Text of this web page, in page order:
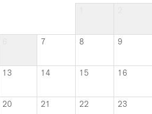
7 8 9
13 14 15 16
20 21 22 23